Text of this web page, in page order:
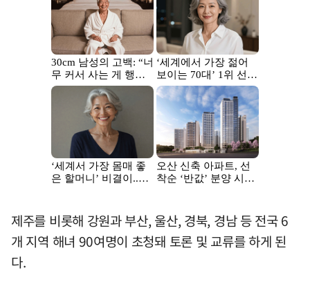
제주를 비롯해 강원과 부산, 울산, 경북, 경남 등 전국 6
개 지역 해녀 90여명이 초청돼 토론 및 교류를 하게 된
다.